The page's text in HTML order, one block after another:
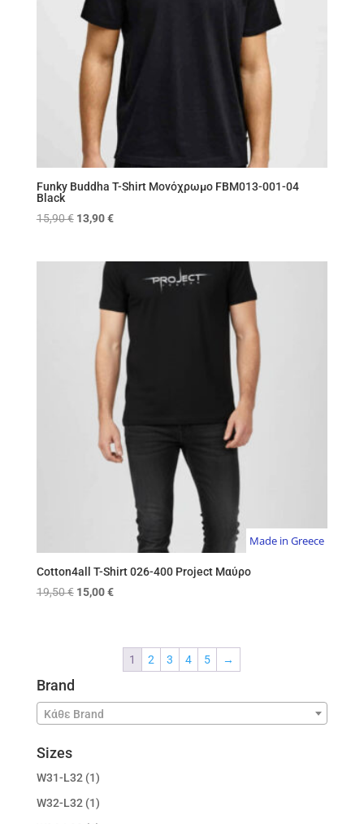
Funky Buddha T-Shirt Μονόχρωμο FBM013-001-04
Black
15,90€ Original
15,90 €.
13,90€Η
Made in Greece
Cotton4all T-Shirt 026-400 Project Μαύρο
19,50€ Original
15,00€Η
είναι:
15,00 €.
1 2 3 4 5 →
Brand
Κάθε Brand
Sizes
W31-L32 (1)
W32-L32 (1)